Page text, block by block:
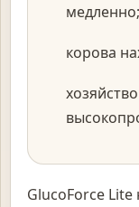
медленно;
корова
GlucoForce Lite